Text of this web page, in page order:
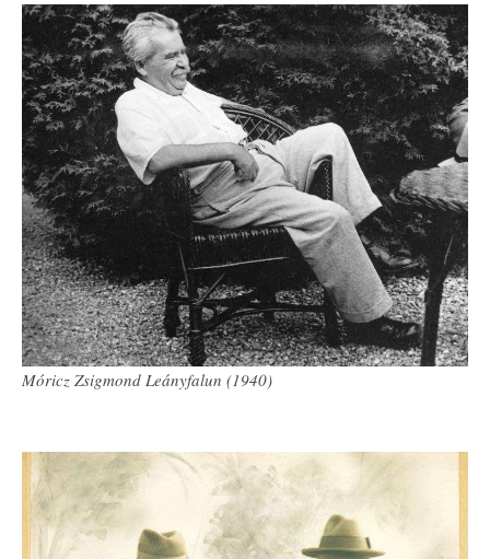
Móricz Zsigmond Leányfalun (1940)